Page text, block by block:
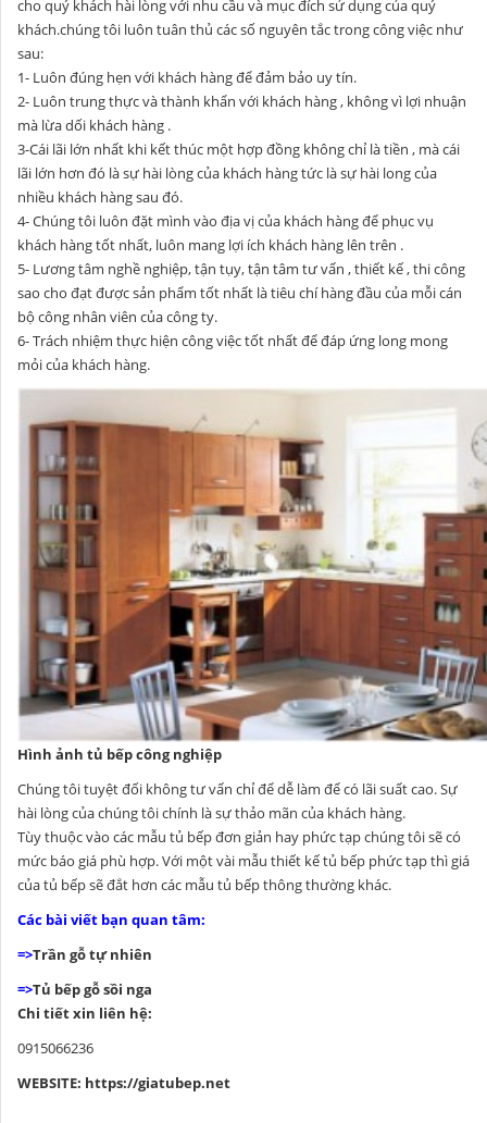
cho quý khách hài lòng với nhu cầu và mục đích sử dụng của quý
khách.chúng tôi luôn tuân thủ các số nguyên tắc trong công việc như
sau:
1- Luôn đúng hẹn với khách hàng để đảm bảo uy tín.
2- Luôn trung thực và thành khẩn với khách hàng , không vì lợi nhuận
mà lừa dối khách hàng .
3-Cái lãi lớn nhất khi kết thúc một hợp đồng không chỉ là tiền , mà cái
lãi lớn hơn đó là sự hài lòng của khách hàng tức là sự hài long của
nhiều khách hàng sau đó.
4- Chúng tôi luôn đặt mình vào địa vị của khách hàng để phục vụ
khách hàng tốt nhất, luôn mang lợi ích khách hàng lên trên .
5- Lương tâm nghề nghiệp, tận tụy, tận tâm tư vấn , thiết kế , thi công
sao cho đạt được sản phẩm tốt nhất là tiêu chí hàng đầu của mỗi cán
bộ công nhân viên của công ty.
6- Trách nhiệm thực hiện công việc tốt nhất để đáp ứng long mong
mỏi của khách hàng.
Hình ảnh tủ bếp công nghiệp
Chúng tôi tuyệt đối không tư vấn chỉ để dễ làm để có lãi suất cao. Sự
hài lòng của chúng tôi chính là sự thảo mãn của khách hàng.
Tùy thuộc vào các mẫu tủ bếp đơn giản hay phức tạp chúng tôi sẽ có
mức báo giá phù hợp. Với một vài mẫu thiết kế tủ bếp phức tạp thì giá
của tủ bếp sẽ đắt hơn các mẫu tủ bếp thông thường khác.
Các bài viết bạn quan tâm:
=>Trần gỗ tự nhiên
=>Tủ bếp gỗ sồi nga
Chi tiết xin liên hệ:
0915066236
WEBSITE: https://giatubep.net